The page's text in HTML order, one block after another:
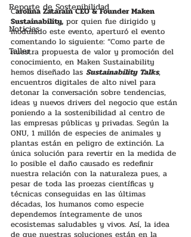
Reporte de Sostenibilidad
Noticias
Taller
Carolina Zatarain CEO & Founder Maken
Sustainability, por quien fue dirigido y
modulado este evento, aperturó el evento
comentando lo siguiente: “Como parte de
nuestra propuesta de valor y promoción del
conocimiento, en Maken Sustainability
hemos diseñado las Sustainability Talks,
encuentros digitales de alto nivel para
detonar la conversación sobre tendencias,
ideas y nuevos drivers del negocio que están
poniendo a la sostenibilidad al centro de
las empresas públicas y privadas. Según la
ONU, 1 millón de especies de animales y
plantas están en peligro de extinción. La
única solución para revertir en la medida de
lo posible el daño causado es redefinir
nuestra relación con la naturaleza pues, a
pesar de toda las proezas científicas y
técnicas conseguidas en las últimas
décadas, los humanos como especie
dependemos íntegramente de unos
ecosistemas saludables y vivos. Así, la idea